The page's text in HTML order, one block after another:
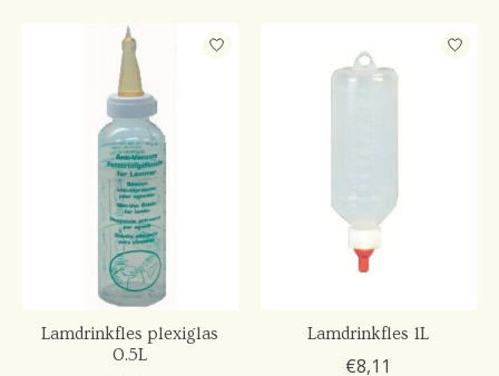
Lamdrinkfles plexiglas
0.5L
Lamdrinkfles 1L
€8,11